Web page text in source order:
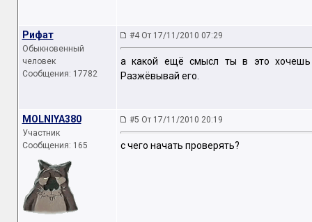
Рифат
Обыкновенный
человек
Сообщения: 17782
#4 От 17/11/2010 07:29
а какой ещё смысл ты в это хочешь
Разжёвывай его.
MOLNIYA380
Участник
Сообщения: 165
#5 От 17/11/2010 20:19
с чего начать проверять?